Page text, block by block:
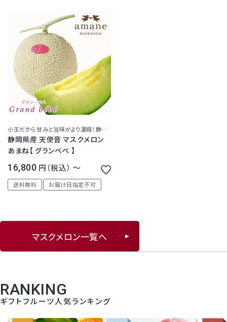
日 お見舞 法事 法要 お供 志 お
返し
小玉だから甘みと旨味がより濃縮！静岡県浜松市よりお届けいたします。
静岡県産 天使音 マスクメロン
あまね【 グランベベ 】
送料無料 お届け日指定不可
16,800 税込 〜
マスクメロン一覧へ
RANKING
ギフトフルーツ人気ランキング